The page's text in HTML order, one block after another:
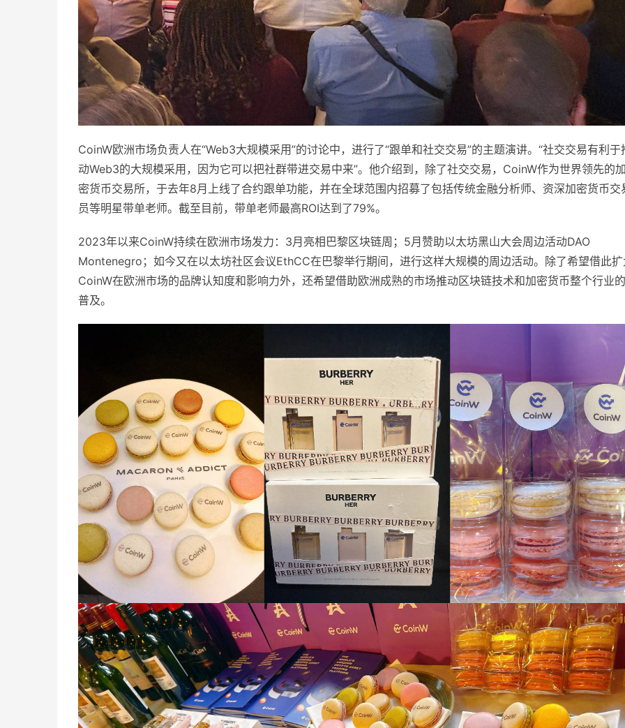
CoinW欧洲市场负责人在“Web3大规模采用”的讨论中，进行了“跟单和社交交易”的主题演讲。“社交交易有利于
动Web3的大规模采用，因为它可以把社群带进交易中来”。他介绍到，除了社交交易，CoinW作为世界领先的
密货币交易所，于去年8月上线了合约跟单功能，并在全球范围内招募了包括传统金融分析师、资深加密货币交
员等明星带单老师。截至目前，带单老师最高ROI达到了79%。
2023年以来CoinW持续在欧洲市场发力：3月亮相巴黎区块链周；5月赞助以太坊黑山大会周边活动DAO
Montenegro；如今又在以太坊社区会议EthCC在巴黎举行期间，进行这样大规模的周边活动。除了希望借此
CoinW在欧洲市场的品牌认知度和影响力外，还希望借助欧洲成熟的市场推动区块链技术和加密货币整个行业的
普及。